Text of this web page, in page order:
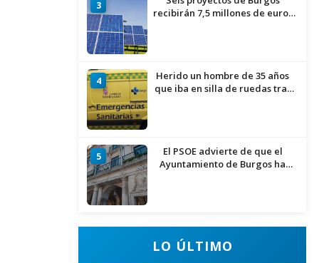
3
recibirán 7,5 millones de euros
4
Herido un hombre de 35 años
que iba en silla de ruedas tras
5
El PSOE advierte de que el
Ayuntamiento de Burgos ha
LO ÚLTIMO